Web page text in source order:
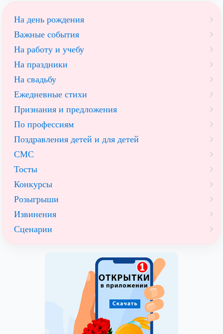
На день рождения
Важные события
На работу и учебу
На праздники
На свадьбу
Ежедневные стихи
Признания и предложения
По профессиям
Поздравления детей и для детей
СМС
Тосты
Конкурсы
Розыгрыши
Извинения
Сценарии